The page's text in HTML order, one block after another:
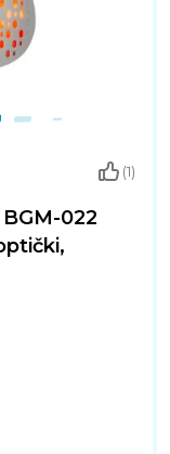
(1)
022